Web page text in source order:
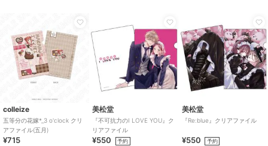
colleize
五等分の花嫁*_3 o'clock クリ
アファイル(五月)
¥715
美松堂
『不可抗力のI LOVE YOU』ク
リアファイル
¥550 予約
美松堂
『Re:blue』クリアファイル
¥550 予約